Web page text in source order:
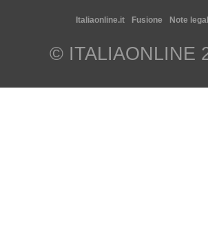
Italiaonline.it Fusione Note
© ITALIAONLINE